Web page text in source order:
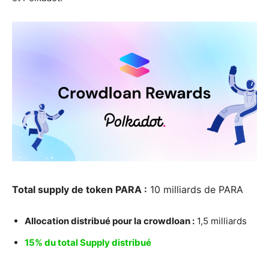
Total supply de token PARA : 10 milliards de PARA
Allocation distribué pour la crowdloan : 1,5 milliards
15% du total Supply distribué